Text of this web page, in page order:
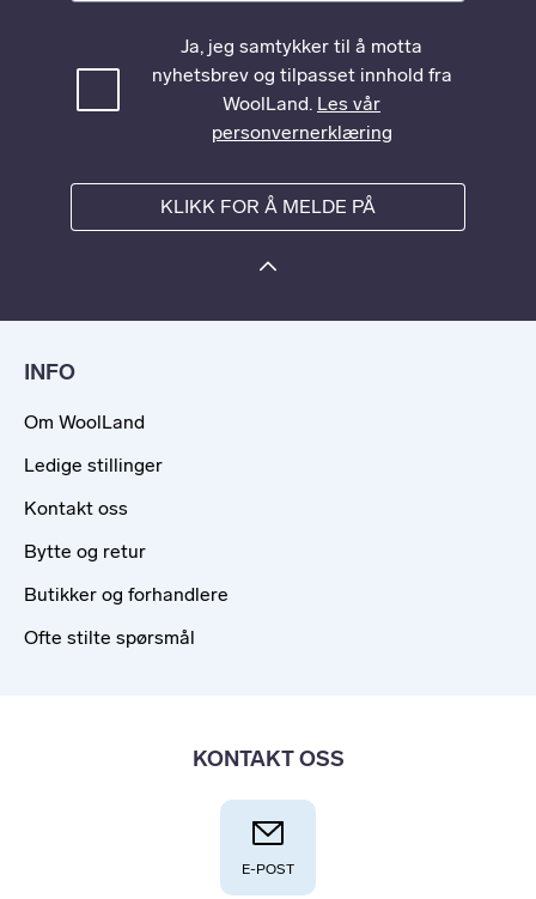
Ja, jeg samtykker til å motta
nyhetsbrev og tilpasset innhold fra
WoolLand. Les vår
personvernerklæring
KLIKK FOR Å MELDE PÅ
INFO
Om WoolLand
Ledige stillinger
Kontakt oss
Bytte og retur
Butikker og forhandlere
Ofte stilte spørsmål
KONTAKT OSS
E-POST